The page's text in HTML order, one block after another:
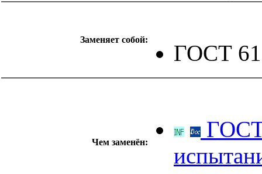
Заменяет собой:
ГОСТ
Чем заменён:
ГОСТ